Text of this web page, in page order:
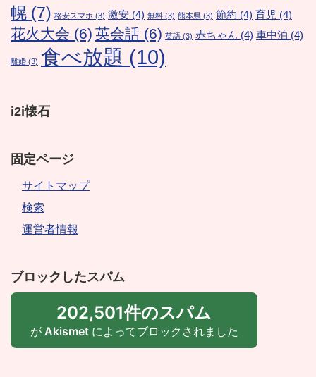
幌 (7) 格安スマホ (3) 激安 (4) 無料 (3) 熊本県 (3) 節約 (4) 育児 (4)
花火大会 (6) 英会話 (6) 英語 (3) 赤ちゃん (4) 車中泊 (4)
離婚 (3) 食べ放題 (10)
i2i懐石
固定ページ
サイトマップ
検索
運営者情報
ブロックしたスパム
202,501件のスパム
が Akismetによってブロックされました